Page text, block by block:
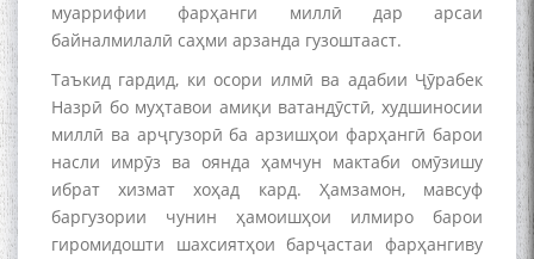
муаррифии фарҳанги миллӣ дар арсаи
байналмилалӣ саҳми арзанда гузоштааст.
Таъкид гардид, ки осори илмӣ ва адабии Ҷӯрабек
Назрӣ бо муҳтавои амиқи ватандӯстӣ, худшиносии
миллӣ ва арҷгузорӣ ба арзишҳои фарҳангӣ барои
насли имрӯз ва оянда ҳамчун мактаби омӯзишу
ибрат хизмат хоҳад кард. Ҳамзамон, мавсуф
баргузории чунин ҳамоишҳои илмиро барои
гиромидошти шахсиятҳои барҷастаи фарҳангиву
илмҳои Тоҷикистон бахшида
ба 100-солагии мунаққиду
адабиётшинос Соҳиб
Табаров ҳамоиши илмӣ-
назариявӣ баргузор гардид.